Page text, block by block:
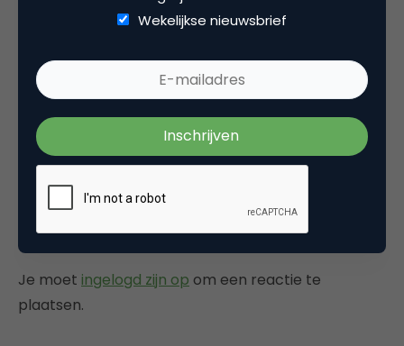
he kicked off Mipcom’s Mobile Day.
Ik denk niet dat het zo’n vaart zal lopen maar
dat ‘flat fee’ en ‘mobile mades’ het gebruik
21 oktober 2005 om 07:32
Plaats reactie
Je moet ingelogd zijn op om een reactie te
plaatsen.
Wekelijkse nieuwsbrief